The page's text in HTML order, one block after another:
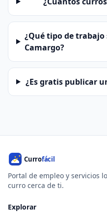
¿Qué tipo de trabajo
Camargo?
¿Es gratis publicar
Portal de empleo y servicios
curro cerca de ti.
Explorar